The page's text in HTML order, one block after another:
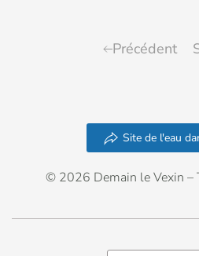
Précédent
Site de l'eau
© 2026 Demain le Vexin –